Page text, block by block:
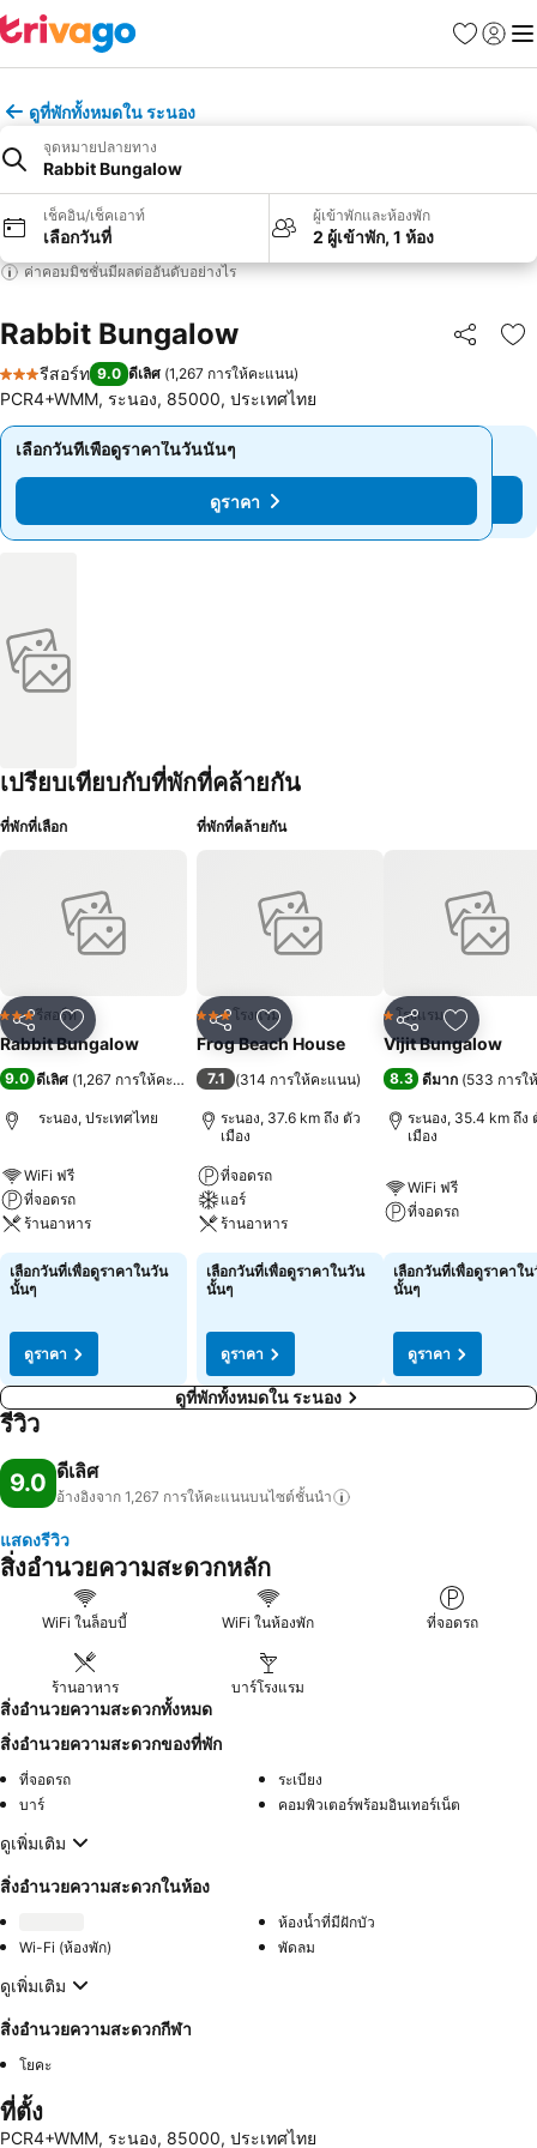
รายการโป
เข้าสู่ร
เมนู
ดูที่พักทั้งหมดใน ระนอง
จุดหมายปลายทาง
Rabbit Bungalow
เช็คอิน/เช็คเอาท์
เลือกวันที่
ผู้เข้าพักและห้องพัก
2 ผู้เข้าพัก, 1 ห้อง
ค่าคอมมิชชั่นมีผลต่ออันดับอย่างไร
Rabbit Bungalow แชร์
เ
3 ดาว
รีสอร์ท 9.0 ดีเลิศ (1,267 การให้คะแนน)
PCR4+WMM, ระนอง, 85000, ประเทศไทย
เลือกวันที่เพื่อดูราคาในวันนั้นๆ
ดูราคา
เลือกวันที่เพื่อดูราคาในวันนั้นๆ
ดูราคา
เปรียบเทียบกับที่พักที่คล้ายกัน
ที่พักที่เลือก
แชร์ เพิ่มในรายการโปรด
3 ดาวรีสอร์ท
Rabbit Bungalow
9.0 ดีเลิศ (1,267 การให้คะแนน
ระนอง, ประเทศไทย
WiFi ฟรี
ที่จอดรถ
ร้านอาหาร
เลือกวันที่เพื่อดูราคาในวัน
นั้นๆ
ดูราคา
ที่พักที่คล้ายกัน
แชร์ เพิ่มในรายการโปรด
3 ดาวโรงแรม
Frog Beach House
7.1 (314 การให้คะแนน)
ระนอง, 37.6 km ถึง ตัว
เมือง
ที่จอดรถ
แอร์
ร้านอาหาร
เลือกวันที่เพื่อดูราคาในวัน
นั้นๆ
ดูราคา
แชร์ เพิ่มในรา
1 ดาว
โรงแรม
Vijit Bungalow
8.3 ดีมาก (533 การใ
ระนอง, 35.4 km ถึง
เมือง
WiFi ฟรี
ที่จอดรถ
เลือกวันที่เพื่อดูราคาใ
นั้นๆ
ดูราคา
ดูที่พักทั้งหมดใน ระนอง
รีวิว
9.0 ดีเลิศ
อ้างอิงจาก 1,267 การให้คะแนนบนไซต์ชั้นนำ
แสดงรีวิว
สิ่งอำนวยความสะดวกหลัก
WiFi ในล็อบบี้ WiFi ในห้องพัก ที่จอดรถ
ร้านอาหาร บาร์โรงแรม
สิ่งอำนวยความสะดวกทั้งหมด
สิ่งอำนวยความสะดวกของที่พัก
ที่จอดรถ
ระเบียง
บาร์
คอมพิวเตอร์พร้อมอินเทอร์เน็ต
ดูเพิ่มเติม
สิ่งอำนวยความสะดวกในห้อง
ห้องน้ำที่มีฝักบัว
Wi-Fi (ห้องพัก)
พัดลม
ดูเพิ่มเติม
สิ่งอำนวยความสะดวกกีฬา
โยคะ
ที่ตั้ง
PCR4+WMM, ระนอง, 85000, ประเทศไทย